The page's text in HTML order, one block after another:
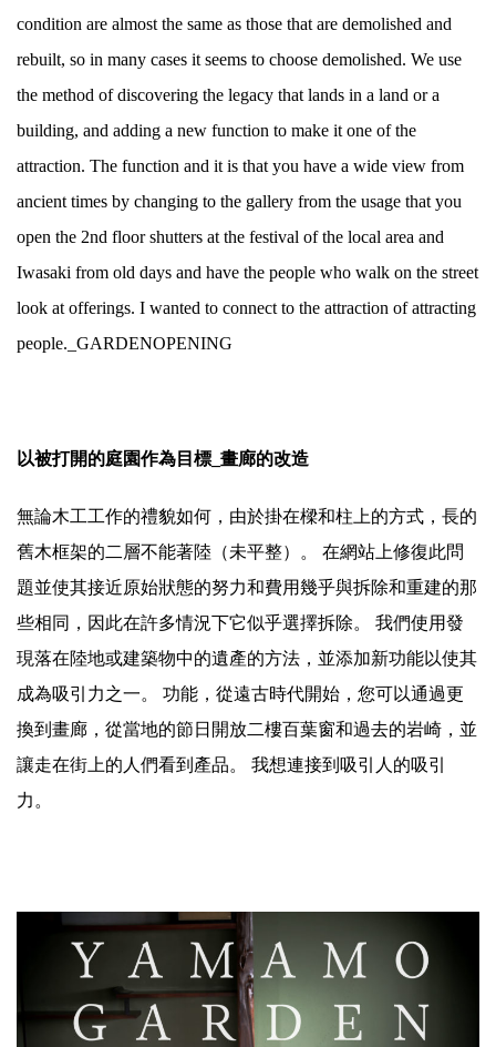
condition are almost the same as those that are demolished and
rebuilt, so in many cases it seems to choose demolished. We use
the method of discovering the legacy that lands in a land or a
building, and adding a new function to make it one of the
attraction. The function and it is that you have a wide view from
ancient times by changing to the gallery from the usage that you
open the 2nd floor shutters at the festival of the local area and
Iwasaki from old days and have the people who walk on the street
look at offerings. I wanted to connect to the attraction of attracting
people._GARDENOPENING
以被打開的庭園作為目標_畫廊的改造
無論木工工作的禮貌如何，由於掛在樑和柱上的方式，長的
舊木框架的二層不能著陸（未平整）。 在網站上修復此問
題並使其接近原始狀態的努力和費用幾乎與拆除和重建的那
些相同，因此在許多情況下它似乎選擇拆除。 我們使用發
現落在陸地或建築物中的遺產的方法，並添加新功能以使其
成為吸引力之一。 功能，從遠古時代開始，您可以通過更
換到畫廊，從當地的節日開放二樓百葉窗和過去的岩崎，並
讓走在街上的人們看到產品。 我想連接到吸引人的吸引
力。